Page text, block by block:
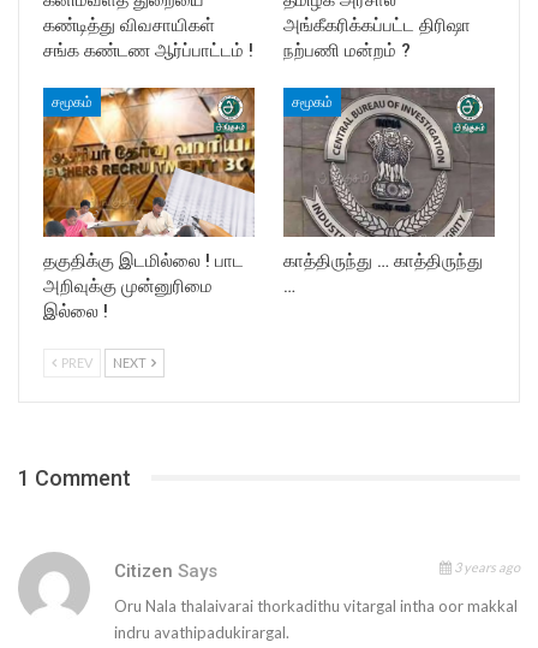
கண்டித்து விவசாயிகள்
சங்க கண்டண ஆர்ப்பாட்டம் !
அங்கீகரிக்கப்பட்ட திரிஷா
நற்பணி மன்றம் ?
சமூகம்
தகுதிக்கு இடமில்லை ! பாட
அறிவுக்கு முன்னுரிமை
இல்லை !
சமூகம்
காத்திருந்து … காத்திருந்து
…
PREV NEXT
1 Comment
Citizen Says 3 years ago
Oru Nala thalaivarai thorkadithu vitargal intha oor makkal
indru avathipadukirargal.